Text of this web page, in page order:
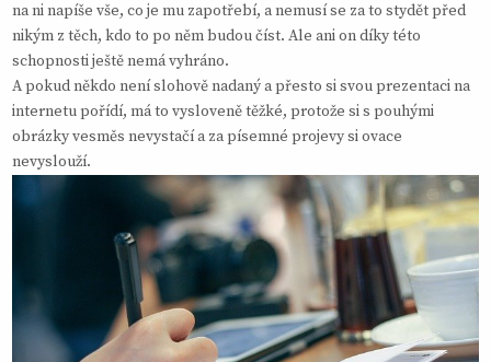
na ni napíše vše, co je mu zapotřebí, a nemusí se za to stydět před
nikým z těch, kdo to po něm budou číst. Ale ani on díky této
schopnosti ještě nemá vyhráno.
A pokud někdo není slohově nadaný a přesto si svou prezentaci na
internetu pořídí, má to vysloveně těžké, protože si s pouhými
obrázky vesměs nevystačí a za písemné projevy si ovace
nevyslouží.